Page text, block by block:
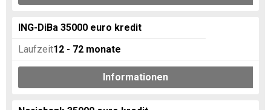
ING-DiBa 35000 euro kredit
Laufzeit12 - 72 monate
Informationen